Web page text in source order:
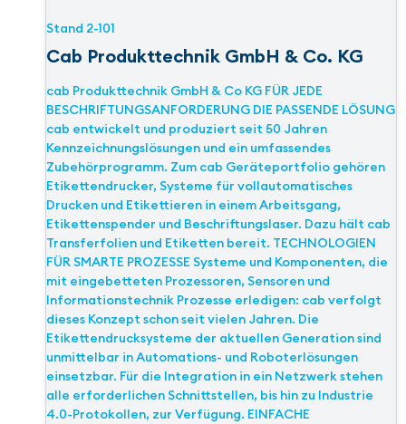
Stand 2-101
Cab Produkttechnik GmbH & Co. KG
cab Produkttechnik GmbH & Co KG FÜR JEDE
BESCHRIFTUNGSANFORDERUNG DIE PASSENDE LÖSUNG
cab entwickelt und produziert seit 50 Jahren
Kennzeichnungslösungen und ein umfassendes
Zubehörprogramm. Zum cab Geräteportfolio gehören
Etikettendrucker, Systeme für vollautomatisches
Drucken und Etikettieren in einem Arbeitsgang,
Etikettenspender und Beschriftungslaser. Dazu hält cab
Transferfolien und Etiketten bereit. TECHNOLOGIEN
FÜR SMARTE PROZESSE Systeme und Komponenten, die
mit eingebetteten Prozessoren, Sensoren und
Informationstechnik Prozesse erledigen: cab verfolgt
dieses Konzept schon seit vielen Jahren. Die
Etikettendrucksysteme der aktuellen Generation sind
unmittelbar in Automations- und Roboterlösungen
einsetzbar. Für die Integration in ein Netzwerk stehen
alle erforderlichen Schnittstellen, bis hin zu Industrie
4.0-Protokollen, zur Verfügung. EINFACHE